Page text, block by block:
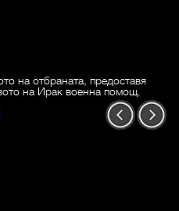
на отбраната, предоставя
на Ирак военна помощ.